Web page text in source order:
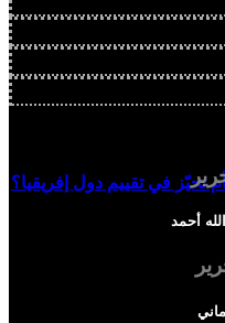
تحيّز في تقييم دول إفريقيا؟
أحمد